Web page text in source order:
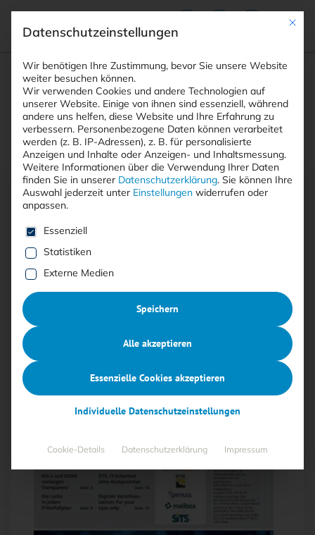
Suchfeld
Suchen
Specials
AUSGABE SPECIAL 3/2026
Germany
Printausgabe lesen
Mit
Datenschutzeinstellungen
Wir benötigen Ihre Zustimmung, bevor Sie unsere Website
weiter besuchen können.
Wir verwenden Cookies und andere Technologien auf
unserer Website. Einige von ihnen sind essenziell, während
andere uns helfen, diese Website und Ihre Erfahrung zu
verbessern. Personenbezogene Daten können verarbeitet
werden (z. B. IP-Adressen), z. B. für personalisierte
Anzeigen und Inhalte oder Anzeigen- und Inhaltsmessung.
Weitere Informationen über die Verwendung Ihrer Daten
finden Sie in unserer Datenschutzerklärung. Sie können Ihre
Auswahl jederzeit unter Einstellungen widerrufen oder
anpassen.
Es folgt eine Liste der Service-Gruppen, für die eine
Essenziell
Statistiken
Externe Medien
Speichern
Alle akzeptieren
Essenzielle Cookies akzeptieren
Individuelle Datenschutzeinstellungen
Cookie-Details Datenschutzerklärung Impressum